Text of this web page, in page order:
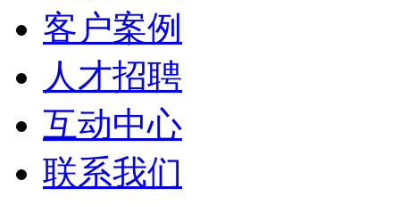
客户案例
人才招聘
互动中心
联系我们